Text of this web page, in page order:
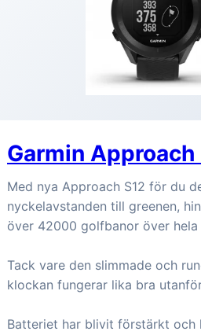
Garmin Approach
Med nya Approach S12 för du
nyckelavstanden till greenen,
över 42000 golfbanor över hela
Tack vare den slimmade och
klockan fungerar lika bra
Batteriet har blivit förstärkt och